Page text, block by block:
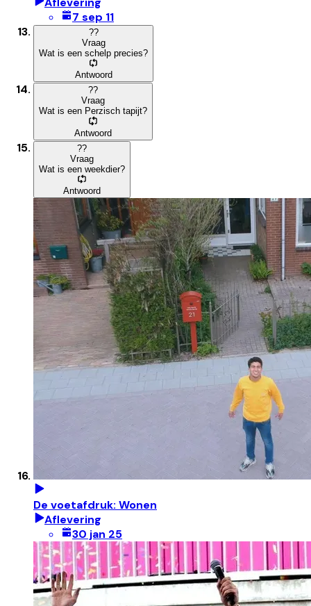
7 sep 11
??
Vraag
Wat is een schelp precies?
Antwoord
??
Vraag
Wat is een Perzisch tapijt?
Antwoord
??
Vraag
Wat is een weekdier?
Antwoord
De voetafdruk: Wonen
Aflevering
30 jan 25